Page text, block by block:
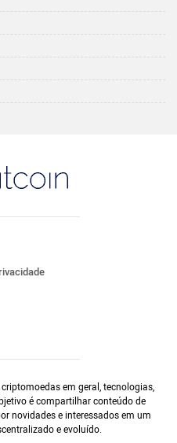
em geral, tecnologias,
é compartilhar conteúdo de
novidades e interessados em um
e evoluído.